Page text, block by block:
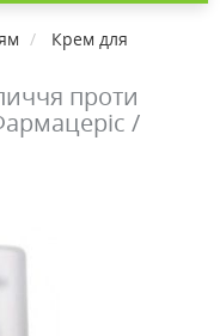
Крем для
проти
/